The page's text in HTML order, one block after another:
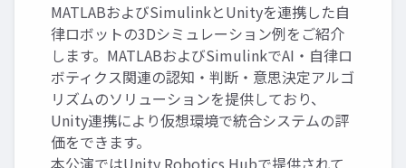
MATLABおよびSimulinkとUnityを連携した自
律ロボットの3Dシミュレーション例をご紹介
します。MATLABおよびSimulinkでAI・自律ロ
ボティクス関連の認知・判断・意思決定アルゴ
リズムのソリューションを提供しており、
Unity連携により仮想環境で統合システムの評
価をできます。
本公演ではUnity Robotics Hubで提供されて